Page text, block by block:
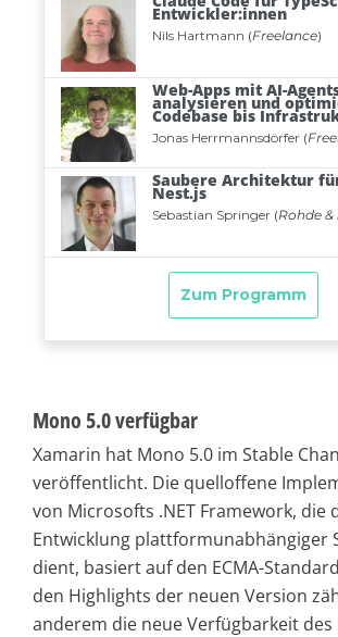
Mono 5.0 verfügbar
Xamarin hat Mono 5.0 im Stable
veröffentlicht. Die quelloffene
von Microsofts .NET Framework, die
Entwicklung plattformunabhängiger
dient, basiert auf den ECMA-
den Highlights der neuen Version
anderem die neue Verfügbarkeit des